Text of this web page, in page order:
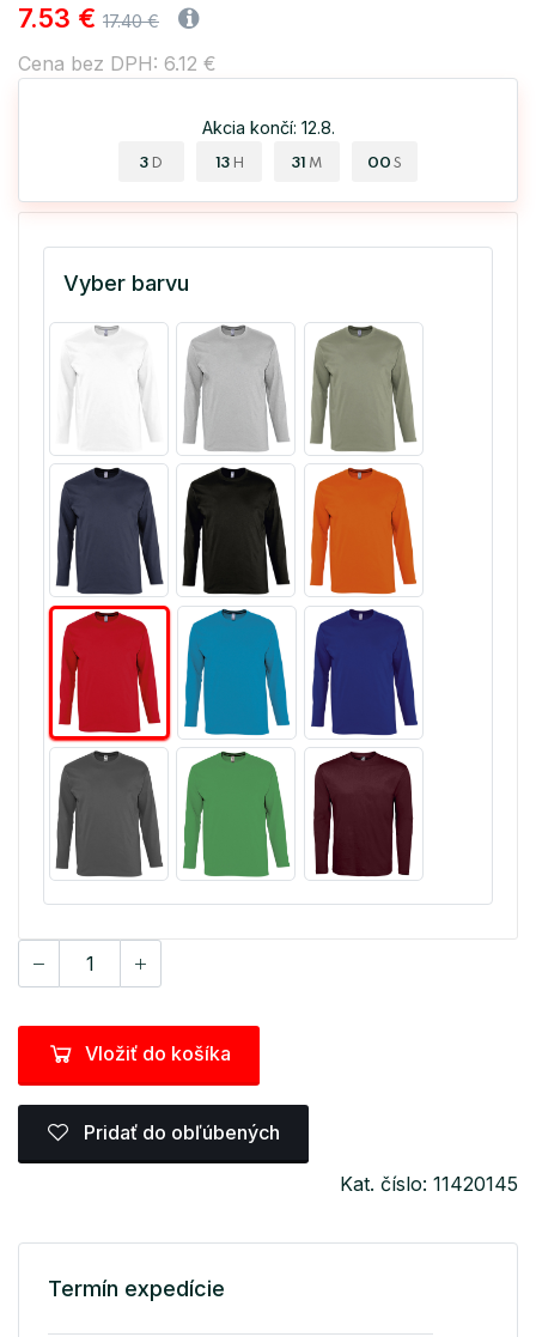
7.53 € 17.40 €
Cena bez DPH: 6.12 €
Akcia končí: 12.8.
3 D 13 H 30 M 59 S
Vyber barvu
Vložiť do košíka
Pridať do obľúbených
Kat. číslo: 11420145
Termín expedície